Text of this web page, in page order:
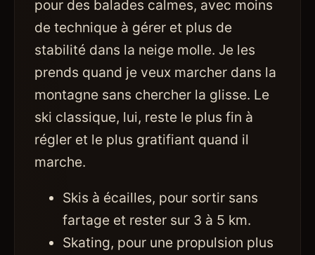
pour des balades calmes, avec moins
de technique à gérer et plus de
stabilité dans la neige molle. Je les
prends quand je veux marcher dans la
montagne sans chercher la glisse. Le
ski classique, lui, reste le plus fin à
régler et le plus gratifiant quand il
marche.
Skis à écailles, pour sortir sans
fartage et rester sur 3 à 5 km.
Skating, pour une propulsion plus